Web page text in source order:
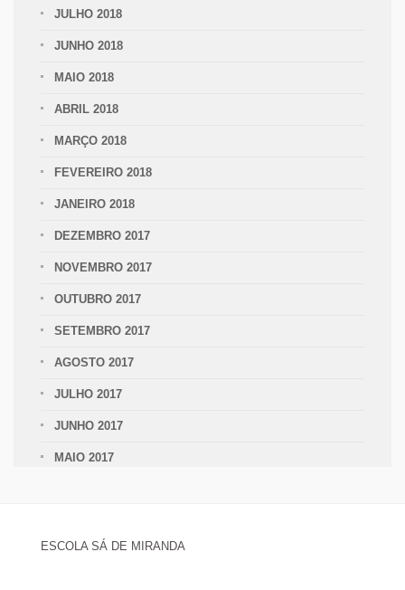
JULHO 2018
JUNHO 2018
MAIO 2018
ABRIL 2018
MARÇO 2018
FEVEREIRO 2018
JANEIRO 2018
DEZEMBRO 2017
NOVEMBRO 2017
OUTUBRO 2017
SETEMBRO 2017
AGOSTO 2017
JULHO 2017
JUNHO 2017
MAIO 2017
ESCOLA SÁ DE MIRANDA